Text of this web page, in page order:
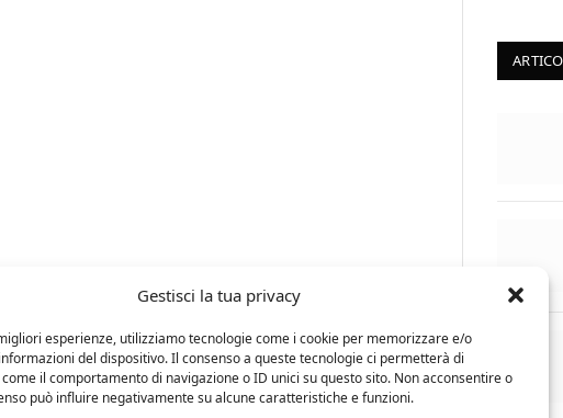
Gestisci la tua privacy
esperienze, utilizziamo tecnologie come i cookie per memorizzare e/o
del dispositivo. Il consenso a queste tecnologie ci permetterà di
il comportamento di navigazione o ID unici su questo sito. Non acconsentire o
può influire negativamente su alcune caratteristiche e funzioni.